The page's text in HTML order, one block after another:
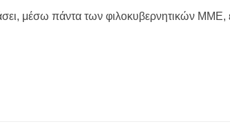
μέσω πάντα των φιλοκυβερνητικών